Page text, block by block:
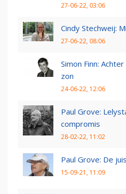
27-06-22, 03:06
Cindy Stechweij:
27-06-22, 08:06
Simon Finn:
zon
24-06-22, 12:06
Paul Grove:
compromis
28-02-22, 11:02
Paul Grove: De
15-09-21, 11:09